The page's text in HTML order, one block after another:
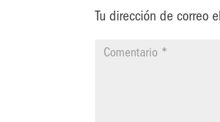
Tu dirección de correo